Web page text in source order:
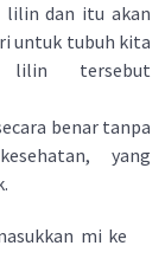
lilin dan itu akan
untuk tubuh kita
lilin tersebut
benar tanpa
yang
mi ke